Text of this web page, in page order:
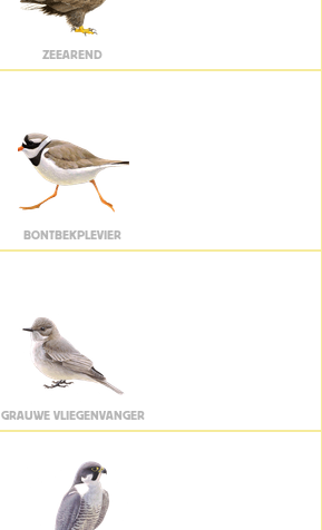
ZEEAREND
BONTBEKPLEVIER
GRAUWE VLIEGENVANGER